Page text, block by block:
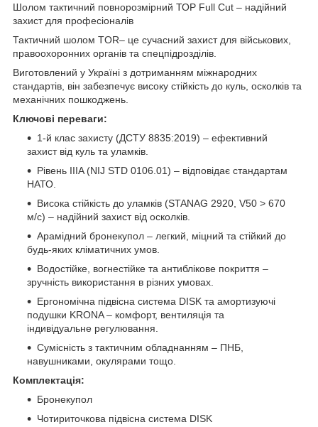
Шолом тактичний повнорозмірний ТОР Full Cut – надійний
захист для професіоналів
Тактичний шолом TOR– це сучасний захист для військових,
правоохоронних органів та спецпідрозділів.
Виготовлений у Україні з дотриманням міжнародних
стандартів, він забезпечує високу стійкість до куль, осколків та
механічних пошкоджень.
Ключові переваги:
1-й клас захисту (ДСТУ 8835:2019) – ефективний
захист від куль та уламків.
Рівень IIIA (NIJ STD 0106.01) – відповідає стандартам
НАТО.
Висока стійкість до уламків (STANAG 2920, V50 > 670
м/с) – надійний захист від осколків.
Арамідний бронекупол – легкий, міцний та стійкий до
будь-яких кліматичних умов.
Водостійке, вогнестійке та антиблікове покриття –
зручність використання в різних умовах.
Ергономічна підвісна система DISK та амортизуючі
подушки KRONA – комфорт, вентиляція та
індивідуальне регулювання.
Сумісність з тактичним обладнанням – ПНБ,
навушниками, окулярами тощо.
Комплектація:
Бронекупол
Чотириточкова підвісна система DISK